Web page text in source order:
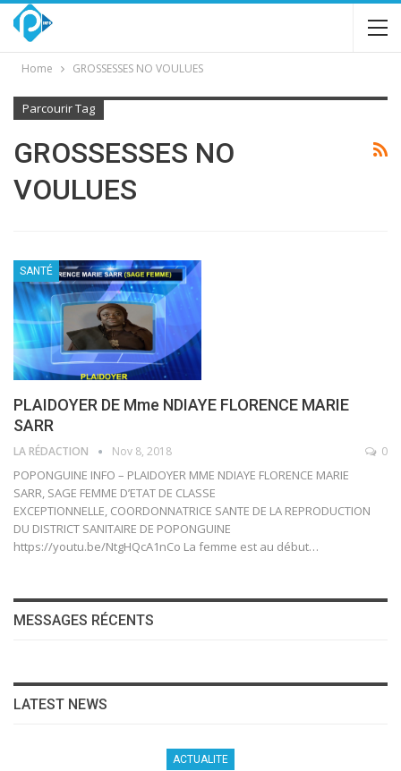
Home GROSSESSES NO VOULUES
Parcourir Tag
GROSSESSES NO
VOULUES
SANTÉ
PLAIDOYER DE Mme NDIAYE FLORENCE MARIE
SARR
LA RÉDACTION Nov 8, 2018 0
POPONGUINE INFO – PLAIDOYER MME NDIAYE FLORENCE MARIE
SARR, SAGE FEMME D’ETAT DE CLASSE
EXCEPTIONNELLE, COORDONNATRICE SANTE DE LA REPRODUCTION
DU DISTRICT SANITAIRE DE POPONGUINE
https://youtu.be/NtgHQcA1nCo La femme est au début…
MESSAGES RÉCENTS
LATEST NEWS
ACTUALITE